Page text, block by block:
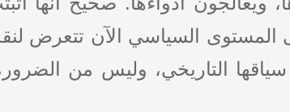
المستوى السياسي الآن تتعرض
التاريخي، وليس من الضرورة